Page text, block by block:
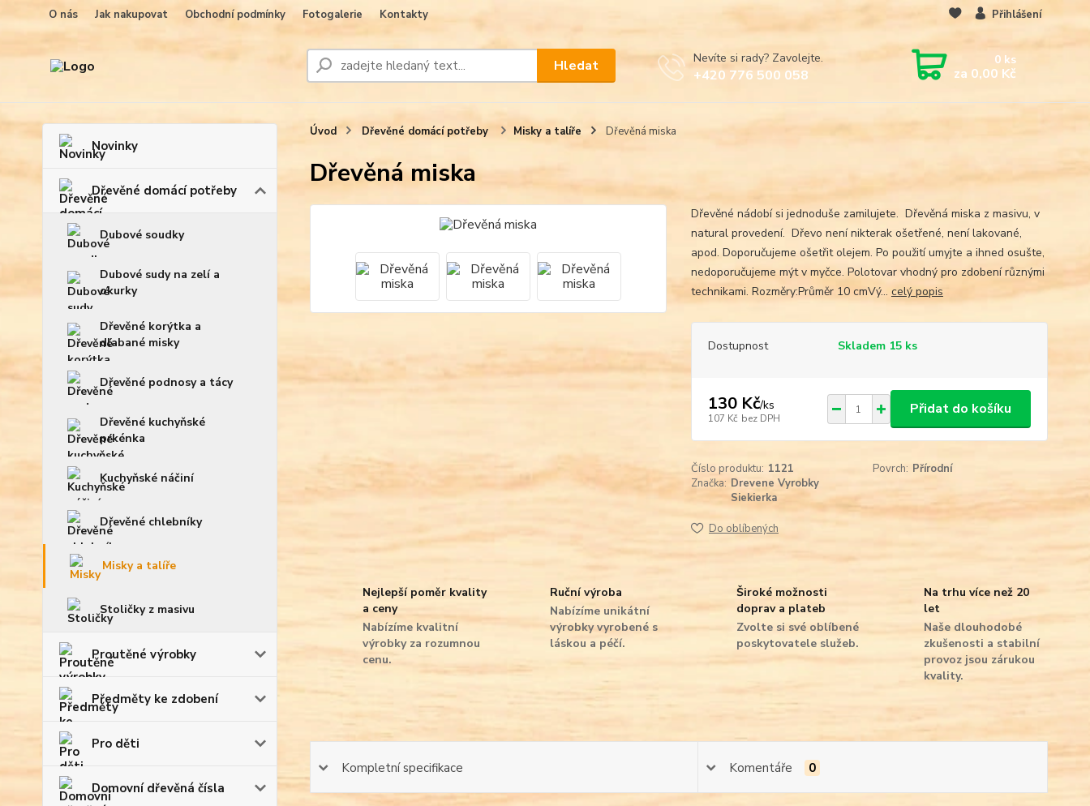
O nás Jak nakupovat Obchodní podmínky Fotogalerie Kontakty Přihlášení
Hledat Nevíte si rady? Zavolejte.
+420 776 500 058
0 ks
za 0,00 Kč
Novinky
Dřevěné domácí potřeby
Dubové soudky
Dubové sudy na zelí a
okurky
Dřevěné korýtka a
dlabané misky
Dřevěné podnosy a tácy
Dřevěné kuchyňské
prkénka
Kuchyňské náčiní
Dřevěné chlebníky
Misky a talíře
Stoličky z masivu
Proutěné výrobky
Předměty ke zdobení
Pro děti
Domovní dřevěná čísla
Úvod Dřevěné domácí potřeby Misky a talíře Dřevěná miska
Dřevěná miska
Dřevěné nádobí si jednoduše zamilujete. Dřevěná miska z masivu, v
natural provedení. Dřevo není nikterak ošetřené, není lakované,
apod. Doporučujeme ošetřit olejem. Po použití umyjte a ihned osušte,
nedoporučujeme mýt v myčce. Polotovar vhodný pro zdobení různými
technikami. Rozměry:Průměr 10 cmVý... celý popis
Dostupnost Skladem 15 ks
130 Kč/ks
107 Kč bez DPH
Přidat do košíku
Číslo produktu: 1121 Povrch: Přírodní
Značka: Drevene Vyrobky
Siekierka
Do oblíbených
Nejlepší poměr kvality
a ceny
Nabízíme kvalitní
výrobky za rozumnou
cenu.
Ruční výroba
Nabízíme unikátní
výrobky vyrobené s
láskou a péčí.
Široké možnosti
doprav a plateb
Zvolte si své oblíbené
poskytovatele služeb.
Na trhu více než 20
let
Naše dlouhodobé
zkušenosti a stabilní
provoz jsou zárukou
kvality.
Kompletní specifikace Komentáře 0